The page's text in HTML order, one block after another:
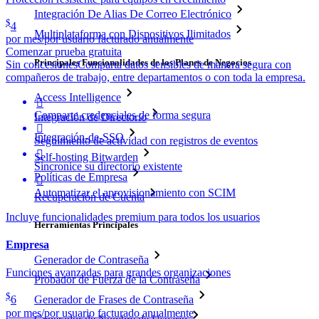
Integración De Alias De Correo Electrónico
Multiplataforma con Dispositivos Ilimitados
Principales Funcionalidades de los Planes de Negocios
Access Intelligence
Integración de Directorio
Integración-de-SSO
Self-hosting Bitwarden
Políticas de Empresa
Recuperación de Cuenta
Herramientas Principales
Generador de Contraseña
Probador de Fuerza de la Contraseña
Generador de Frases de Contraseña
$4
por mes/por usuario facturado anualmente
Comenzar prueba gratuita
Sin concesionesComparta datos sensibles de manera segura con
compañeros de trabajo, entre departamentos o con toda la empresa.

Comparte credenciales de forma segura

Seguimiento de actividad con registros de eventos

Sincronice su directorio existente

Automatizar el aprovisionamiento con SCIM
Incluye funcionalidades premium para todos los usuarios
Empresa
Funciones avanzadas para grandes organizaciones
$6
por mes/por usuario facturado anualmente